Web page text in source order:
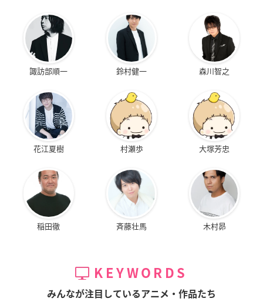
諏訪部順一 鈴村健一 森川智之
花江夏樹 村瀬歩 大塚芳忠
稲田徹 斉藤壮馬 木村昴
KEYWORDS
みんなが注目しているアニメ・作品たち